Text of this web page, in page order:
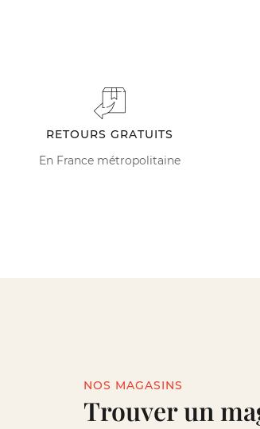
RETOURS GRATUITS
En France métropolitaine
NOS MAGASINS
Trouver un